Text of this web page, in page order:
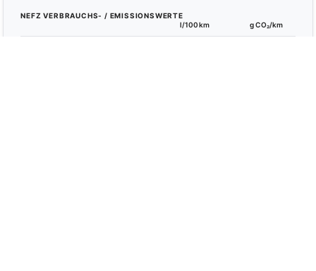
NEFZ VERBRAUCHS- / EMISSIONSWERTE
l/100km
g CO₂/km